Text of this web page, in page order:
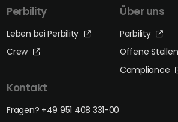
Perbility
Leben bei Perbility
Crew
Über uns
Perbility
Offene Stellen
Compliance
Kontakt
Fragen? +49 951 408 331-00